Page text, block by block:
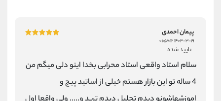
پیمان احمدی
۱۴۰۳-۳-۱۹ ۰۱:۵۷:۱۲
تایید شده
سلام استاد واقعی استاد محرابی بخدا اینو دلی میگم من
4 ساله تو این بازار هستم خیلی از اساتید پیج و